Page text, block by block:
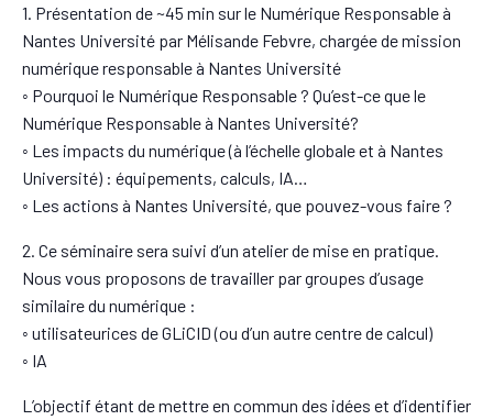
1. Présentation de ~45 min sur le Numérique Responsable à
Nantes Université par Mélisande Febvre, chargée de mission
numérique responsable à Nantes Université
◦ Pourquoi le Numérique Responsable ? Qu’est-ce que le
Numérique Responsable à Nantes Université?
◦ Les impacts du numérique (à l’échelle globale et à Nantes
Université) : équipements, calculs, IA…
◦ Les actions à Nantes Université, que pouvez-vous faire ?
2. Ce séminaire sera suivi d’un atelier de mise en pratique.
Nous vous proposons de travailler par groupes d’usage
similaire du numérique :
◦ utilisateurices de GLiCID (ou d’un autre centre de calcul)
◦ IA
L’objectif étant de mettre en commun des idées et d’identifier